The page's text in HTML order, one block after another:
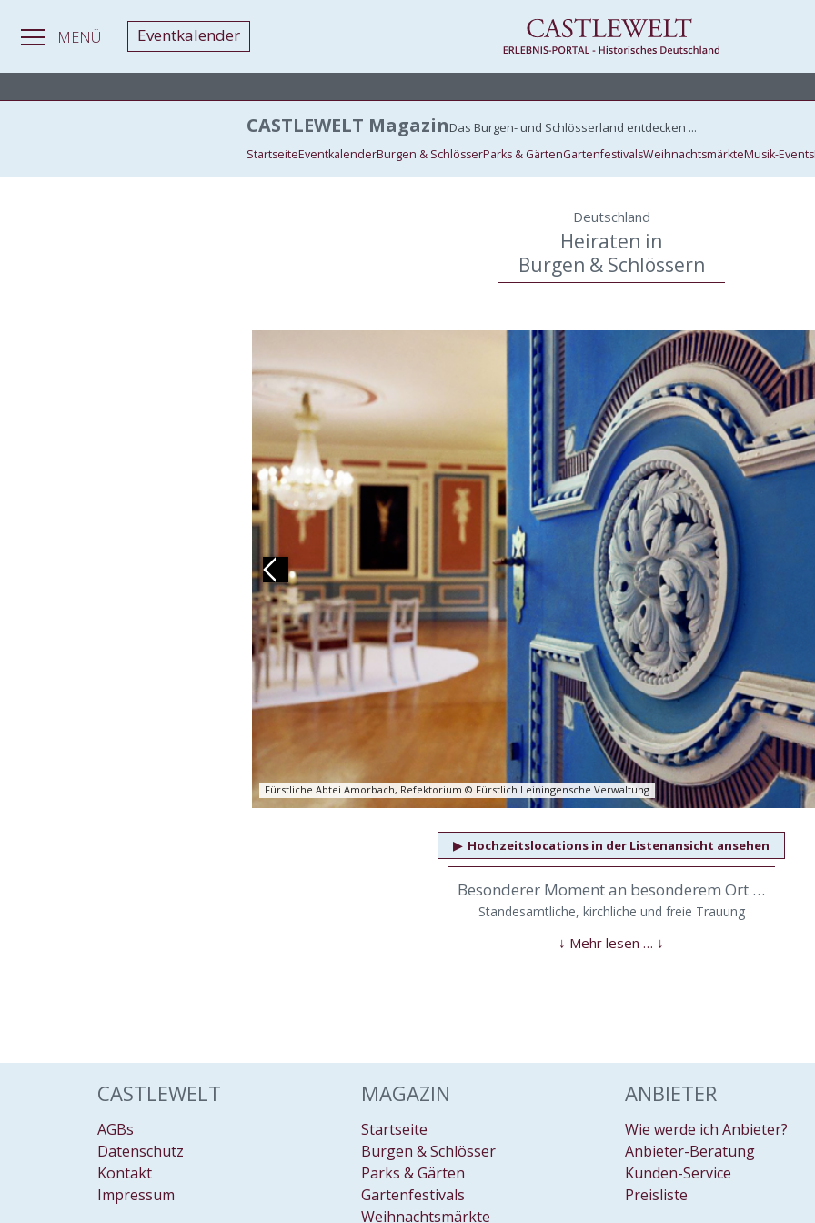
MENÜ Eventkalender
Deutschland
Heiraten in
Burgen & Schlössern
Previous
Fürstliche Abtei Amorbach, Refektorium © Fürstlich Leiningensche Verwaltung
▶ Hochzeitslocations in der Listenansicht ansehen
Besonderer Moment an besonderem Ort …
Standesamtliche, kirchliche und freie Trauung
CASTLEWELT
AGBs
Datenschutz
Kontakt
Impressum
MAGAZIN
Startseite
Burgen & Schlösser
Parks & Gärten
Gartenfestivals
Weihnachtsmärkte
ANBIETER
Wie werde ich Anbieter?
Anbieter-Beratung
Kunden-Service
Preisliste
CASTLEWELT MagazinDas Burgen- und Schlösserland entdecken ...
StartseiteEventkalenderBurgen & SchlösserParks & GärtenGartenfestivalsWeihnachtsmärkteMusik-Events